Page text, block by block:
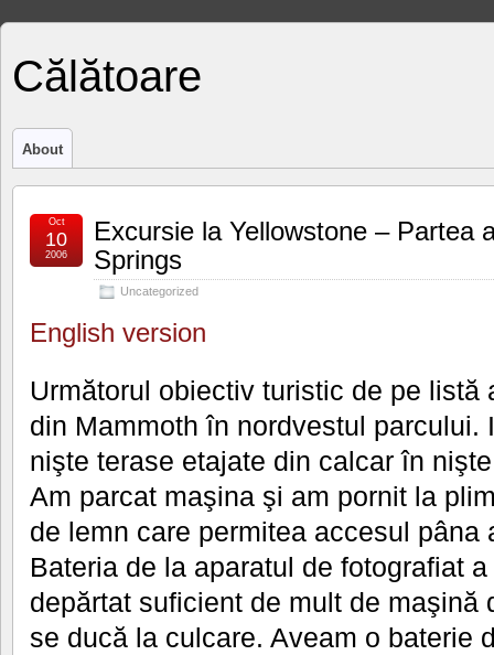
Călătoare
About
Excursie la Yellowstone – Partea
Springs
Uncategorized
Oct
10
2006
English version
Următorul obiectiv turistic de pe listă
din Mammoth în nordvestul parcului.
nişte terase etajate din calcar în
Am parcat maşina şi am pornit la
de lemn care permitea accesul pâna
Bateria de la aparatul de fotografiat
depărtat suficient de mult de maşină
se ducă la culcare. Aveam o baterie